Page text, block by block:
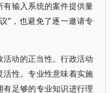
有输入系统的案件提供量
”，也避免了逐一邀请专
动的正当性。行政活动
性。专业性意味着实施
足够的专业知识进行理